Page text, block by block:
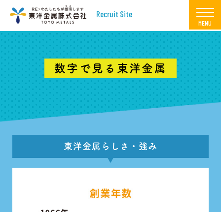
Recruit Site
数字で見る東洋金属
東洋金属らしさ・強み